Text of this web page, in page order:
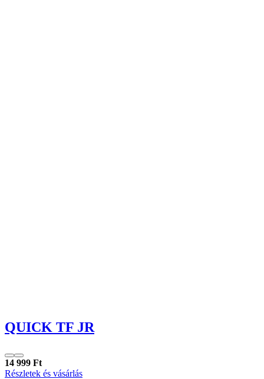
QUICK TF JR
14 999 Ft
Részletek és vásárlás